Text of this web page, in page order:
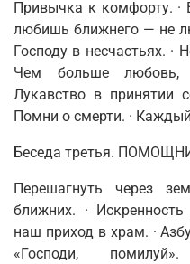
Привычка к комфорту. ·
любишь ближнего — не
Господу в несчастьях. ·
Чем больше любовь,
Лукавство в принятии
Помни о смерти. ·
Беседа третья.
Перешагнуть через
ближних. ·
наш приход в храм. ·
«Господи, помилуй».